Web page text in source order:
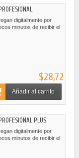
digitalmente por
minutos de recibir el
$28,72
Añadir al carrito
PLUS
digitalmente por
minutos de recibir el